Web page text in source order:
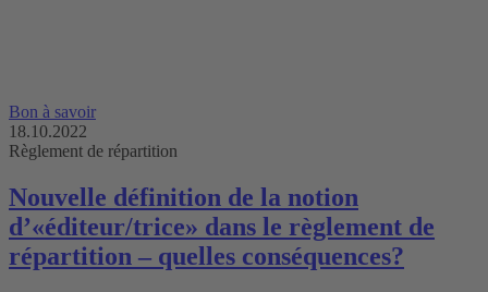
Bon à savoir
18.10.2022
Règlement de répartition
Nouvelle définition de la notion
d’«éditeur/trice» dans le règlement de
répartition – quelles conséquences?